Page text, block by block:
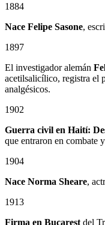
1884
Nace Felipe Sasone,
1897
El investigador alemán
acetilsalicílico, registra el
analgésicos.
1902
Guerra civil en Haití:
que entraron en combate
1904
Nace Norma Sheare,
1913
Firma en Bucarest del